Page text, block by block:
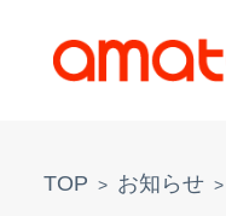
TOP > お知らせ >